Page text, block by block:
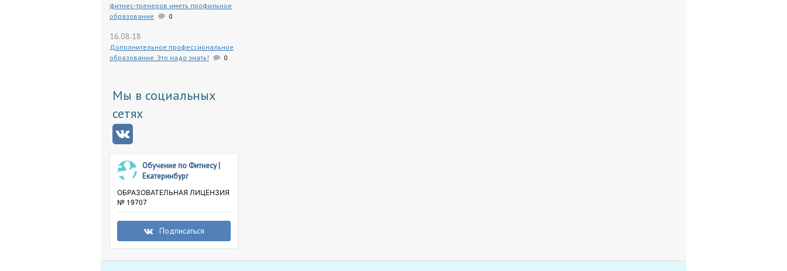
фитнес-тренеров иметь профильное
образование
0
16.08.18
Дополнительное профессиональное
образование. Это надо знать!
0
Мы в социальных
сетях
Обучение по Фитнесу |
Екатеринбург
ОБРАЗОВАТЕЛЬНАЯ ЛИЦЕНЗИЯ
№ 19707
Подписаться